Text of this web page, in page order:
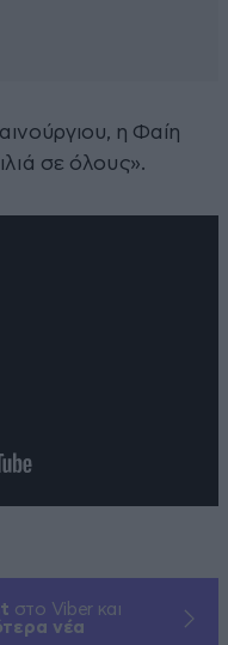
η Φαίη
σε όλους».
στο Viber και
νέα